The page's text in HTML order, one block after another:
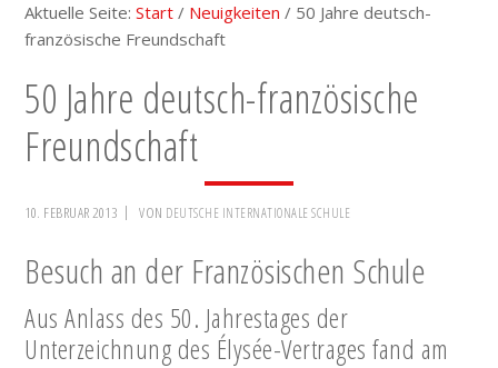
Aktuelle Seite:Start / Neuigkeiten / 50 Jahre deutsch-
französische Freundschaft
50 Jahre deutsch-französische
Freundschaft
10. FEBRUAR 2013 VON DEUTSCHE INTERNATIONALE SCHULE
Besuch an der Französischen Schule
Aus Anlass des 50. Jahrestages der
Unterzeichnung des Élysée-Vertrages fand am